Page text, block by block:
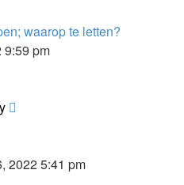
waarop te letten?
9:59 pm
2022 5:41 pm